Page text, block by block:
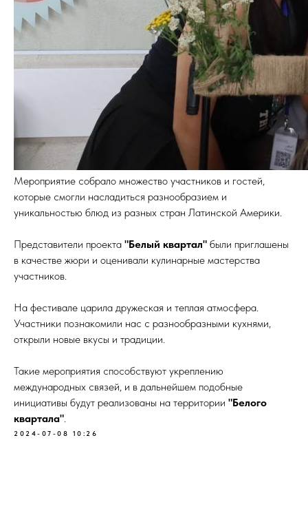
Мероприятие собрало множество участников и гостей,
которые смогли насладиться разнообразием и
уникальностью блюд из разных стран Латинской Америки.
Представители проекта "Белый квартал" были приглашены
в качестве жюри и оценивали кулинарные мастерства
участников.
На фестивале царила дружеская и теплая атмосфера.
Участники познакомили нас с разнообразными кухнями,
открыли новые вкусы и традиции.
Такие мероприятия способствуют укреплению
международных связей, и в дальнейшем подобные
инициативы будут реализованы на территории "Белого
квартала".
2024-07-08 10:26